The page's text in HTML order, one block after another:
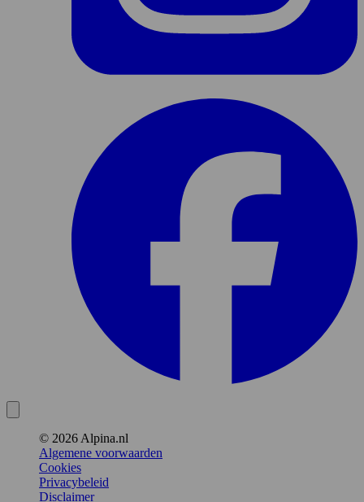
© 2026 Alpina.nl
Algemene voorwaarden
Cookies
Privacybeleid
Disclaimer